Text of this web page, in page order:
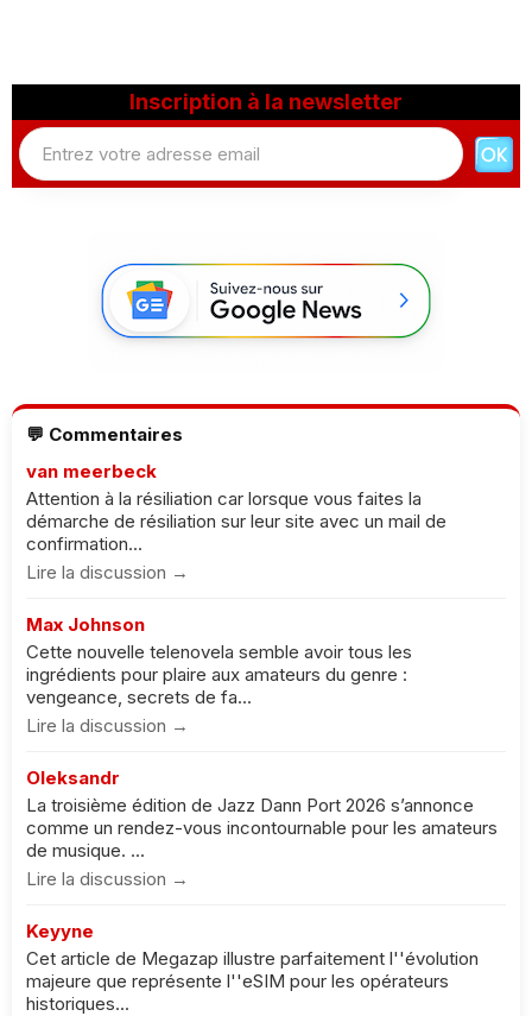
Inscription à la newsletter
💬 Commentaires
van meerbeck
Attention à la résiliation car lorsque vous faites la
démarche de résiliation sur leur site avec un mail de
confirmation...
Lire la discussion →
Max Johnson
Cette nouvelle telenovela semble avoir tous les
ingrédients pour plaire aux amateurs du genre :
vengeance, secrets de fa...
Lire la discussion →
Oleksandr
La troisième édition de Jazz Dann Port 2026 s’annonce
comme un rendez-vous incontournable pour les amateurs
de musique. ...
Lire la discussion →
Keyyne
Cet article de Megazap illustre parfaitement l''évolution
majeure que représente l''eSIM pour les opérateurs
historiques...